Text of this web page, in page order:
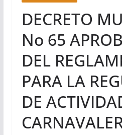
DECRETO
No 65
DEL
PARA LA
DE